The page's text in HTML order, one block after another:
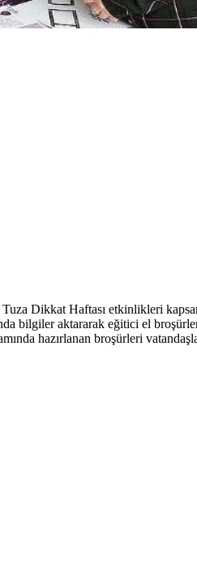
Dikkat Haftası etkinlikleri
bilgiler aktararak eğitici el
hazırlanan broşürleri